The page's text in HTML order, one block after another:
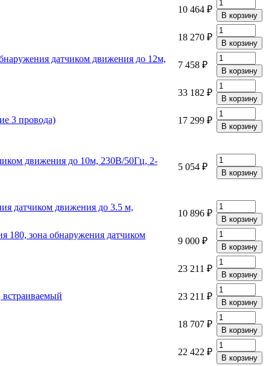
10 464 ₽
18 270 ₽
датчиком движения до 12м,
7 458 ₽
33 182 ₽
3 провода) 17 299 ₽
движения до 10м, 230В/50Гц, 2-
5 054 ₽
датчиком движения до 3.5 м,
10 896 ₽
180, зона обнаружения датчиком
9 000 ₽
23 211 ₽
23 211 ₽
18 707 ₽
22 422 ₽